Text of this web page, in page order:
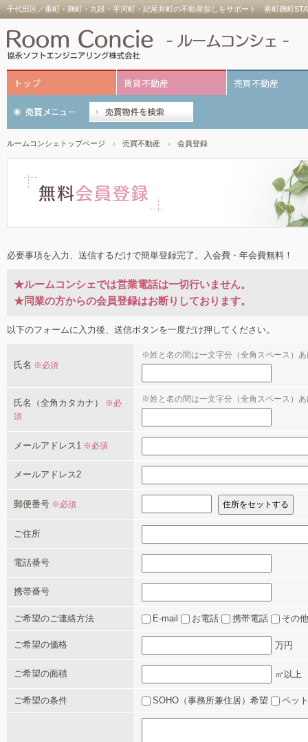
千代田区／番町・麹町・九段・平河町・紀尾井町の不動産探しをサポート 番町麹町
トップ 賃貸不動産 売買不動産
ルームコンシェトップページ 売買不動産 会員登録
必要事項を入力、送信するだけで簡単登録完了。入会費・年会費無料！
★ルームコンシェでは営業電話は一切行いません。
★同業の方からの会員登録はお断りしております。
以下のフォームに入力後、送信ボタンを一度だけ押してください。
氏名 ※必須
※姓と名の間は一文字分（全角スペース）
氏名（全角カタカナ）
※必
須
※姓と名の間は一文字分（全角スペース）
メールアドレス1 ※必須
メールアドレス2
郵便番号 ※必須
ご住所
電話番号
携帯番号
ご希望のご連絡方法 E-mail お電話 携帯電話 その他
ご希望の価格 万円
ご希望の面積 ㎡以上
ご希望の条件 SOHO（事務所兼住居）希望 ペッ